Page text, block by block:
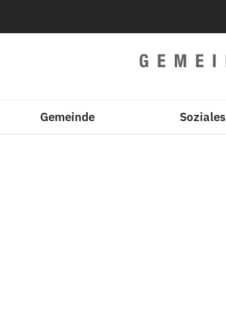
Gemeinde Soziales